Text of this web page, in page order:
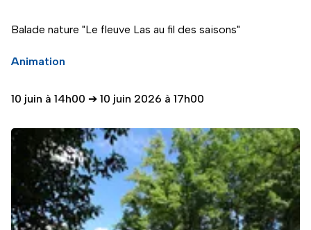
Balade nature "Le fleuve Las au fil des saisons"
Animation
10 juin à 14h00 ➔ 10 juin 2026 à 17h00